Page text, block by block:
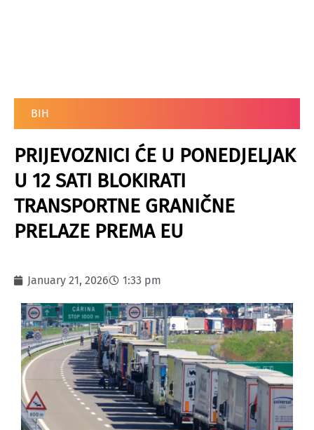
BIH
PRIJEVOZNICI ĆE U PONEDJELJAK
U 12 SATI BLOKIRATI
TRANSPORTNE GRANIČNE
PRELAZE PREMA EU
January 21, 2026 1:33 pm